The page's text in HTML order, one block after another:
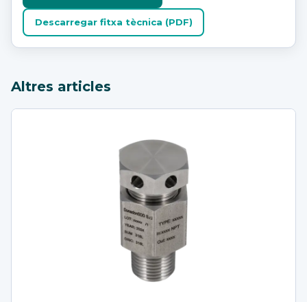
Descarregar fitxa tècnica (PDF)
Altres articles